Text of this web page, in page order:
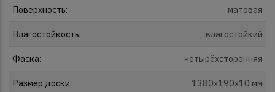
Поверхность: матовая
Влагостойкость: влагостойкий
Фаска: четырёхсторонняя
Размер доски: 1380x190x10 мм